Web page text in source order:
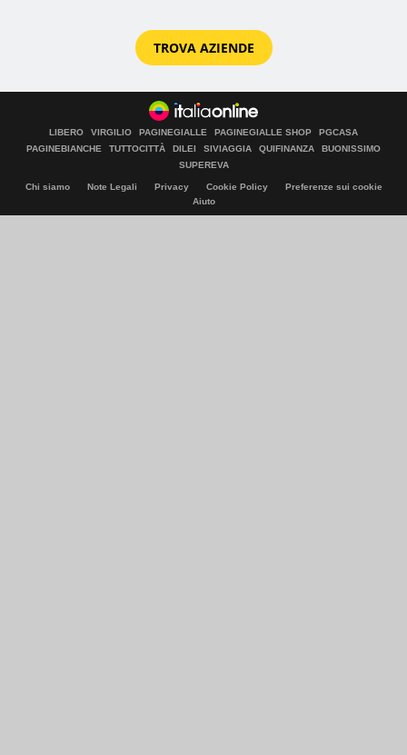
TROVA AZIENDE
LIBERO VIRGILIO PAGINEGIALLE PAGINEGIALLE SHOP
PGCASA
PAGINEBIANCHE
TUTTOCITTÀ DILEI SIVIAGGIA QUIFINANZA
BUONISSIMO
SUPEREVA
Chi siamo Note Legali Privacy Cookie Policy
Preferenze sui cookie
Aiuto